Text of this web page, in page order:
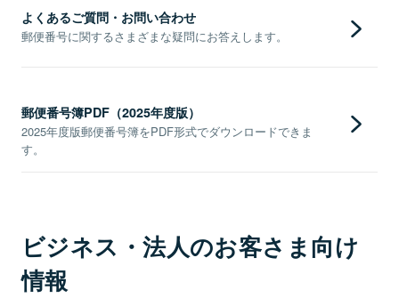
よくあるご質問・お問い合わせ
郵便番号に関するさまざまな疑問にお答えします。
郵便番号簿PDF（2025年度版）
2025年度版郵便番号簿をPDF形式でダウンロードできま
す。
ビジネス・法人のお客さま向け
情報